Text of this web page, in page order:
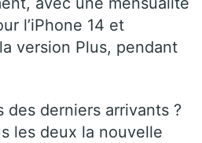
l’iPhone 14 et
version Plus, pendant
des derniers arrivants ?
les deux la nouvelle